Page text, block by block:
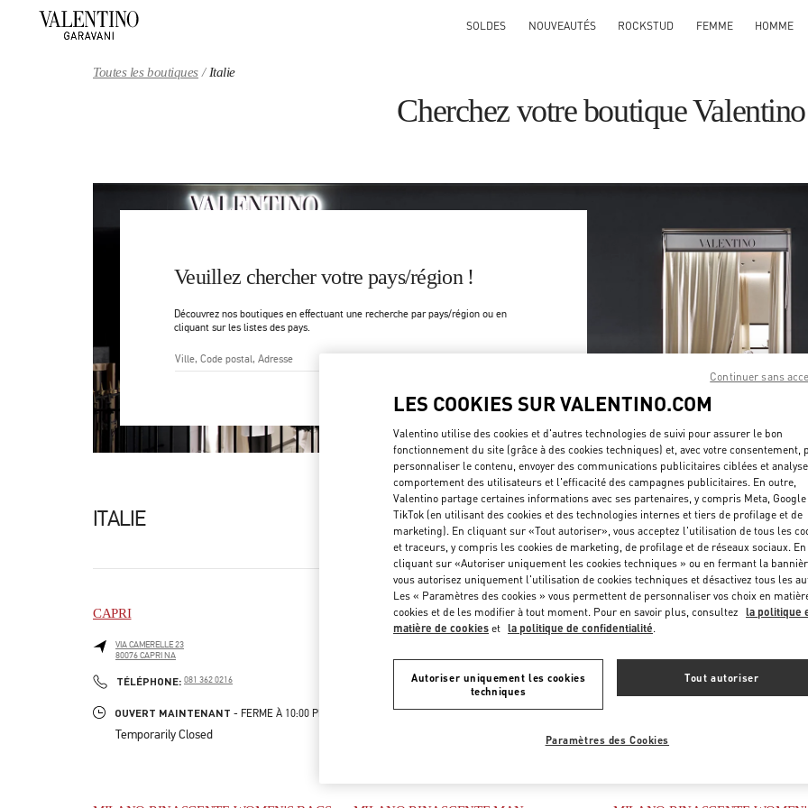
SOLDES NOUVEAUTÉS ROCKSTUD FEMME HOMME
Toutes les boutiques Italie
Cherchez votre boutique
Veuillez chercher votre pays/région !
Découvrez nos boutiques en effectuant une recherche par pays/région ou en
cliquant sur les listes des pays.
ITALIE
CAPRI
VIA CAMERELLE 23
80076CAPRINA
TÉLÉPHONE: PHONE
081 362 0216
OUVERT MAINTENANT - FERME À 10:00 PM
Temporarily Closed
FIRENZE
TÉLÉPHONE:PHONE
055 293142
OUVERT MAINTENANT- FERME À 7:00 PM
FIUMICINO AIRPORT - ROMA
LINK OPENS IN NEW TAB
Temporarily Closed
LES COOKIES SUR VALENTINO.COM
Valentino utilise des cookies et d'autres technologies de suivi pour assurer le bon
fonctionnement du site (grâce à des cookies techniques) et, avec votre consentement,
personnaliser le contenu, envoyer des communications publicitaires ciblées et
comportement des utilisateurs et l'efficacité des campagnes publicitaires. En outre,
Valentino partage certaines informations avec ses partenaires, y compris Meta,
TikTok (en utilisant des cookies et des technologies internes et tiers de profilage et de
marketing). En cliquant sur «Tout autoriser», vous acceptez l'utilisation de tous les
et traceurs, y compris les cookies de marketing, de profilage et de réseaux sociaux. En
cliquant sur «Autoriser uniquement les cookies techniques » ou en fermant la
vous autorisez uniquement l'utilisation de cookies techniques et désactivez tous les
Les « Paramètres des cookies » vous permettent de personnaliser vos choix en
cookies et de les modifier à tout moment. Pour en savoir plus, consultez la politique
matière de cookies et la politique de confidentialité.
Autoriser uniquement les cookies
techniques
Tout autoriser
Paramètres des Cookies
Continuer sans